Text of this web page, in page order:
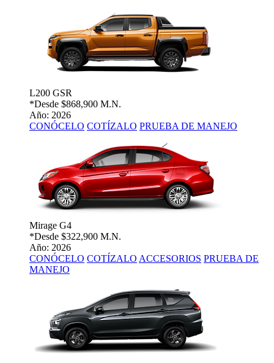
L200 GSR
*Desde $868,900 M.N.
Año: 2026
CONÓCELO COTÍZALO PRUEBA DE MANEJO
Mirage G4
*Desde $322,900 M.N.
Año: 2026
CONÓCELO COTÍZALO ACCESORIOS PRUEBA DE
MANEJO